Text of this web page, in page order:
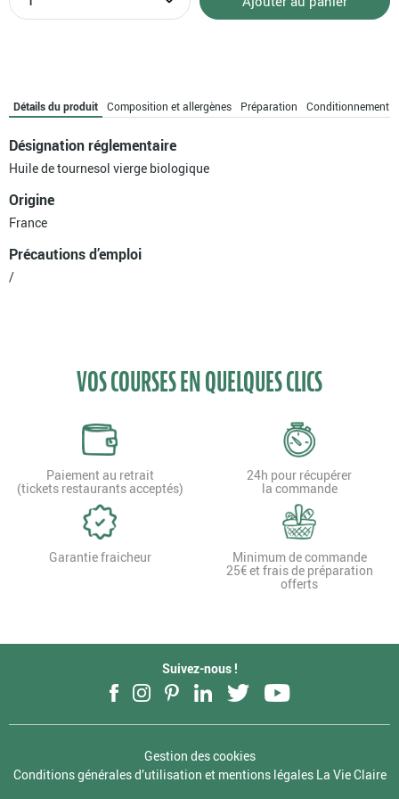
de
Détails du produit Composition et allergènes Préparation Conditionnement
Désignation réglementaire
Huile de tournesol vierge biologique
Origine
France
Précautions d’emploi
/
VOS COURSES EN QUELQUES CLICS
Paiement au retrait
(tickets restaurants acceptés)
24h pour récupérer
la commande
Garantie fraicheur Minimum de commande
25€ et frais de préparation
offerts
Suivez-nous !
Facebook
Instagram
Pinterest
LinkedIn
TwitterYouTube
Gestion des cookies
Conditions générales d’utilisation et mentions légales La Vie Claire